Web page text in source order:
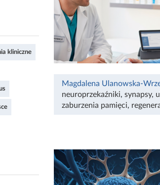
kliniczne
Magdalena Ulanowska-
neuroprzekaźniki, synapsy,
zaburzenia pamięci,